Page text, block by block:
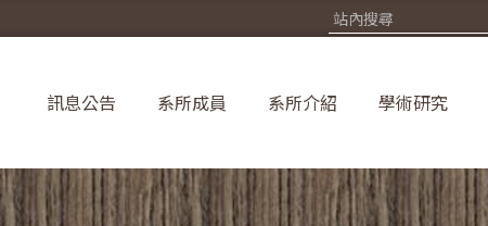
訊息公告 系所成員 系所介紹 學術研究